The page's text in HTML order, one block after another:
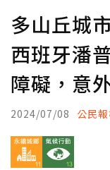
多山丘城
西班牙潘
障礙，意
2024/07/08 公民